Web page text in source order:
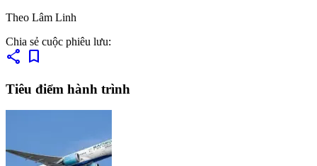
Theo Lâm Linh
Chia sẻ cuộc phiêu lưu:
share bookmark
Tiêu điểm hành trình